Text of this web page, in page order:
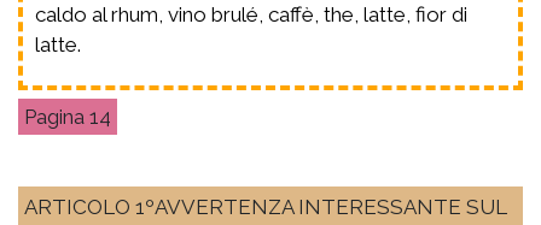
caldo al rhum, vino brulé, caffè, the, latte, fior di
latte.
14
ARTICOLO 1ºAVVERTENZA INTERESSANTE SUL